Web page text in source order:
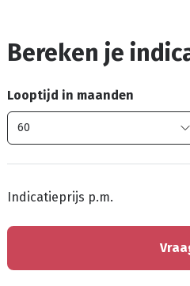
Bereken je
Looptijd in maanden
Indicatieprijs p.m.